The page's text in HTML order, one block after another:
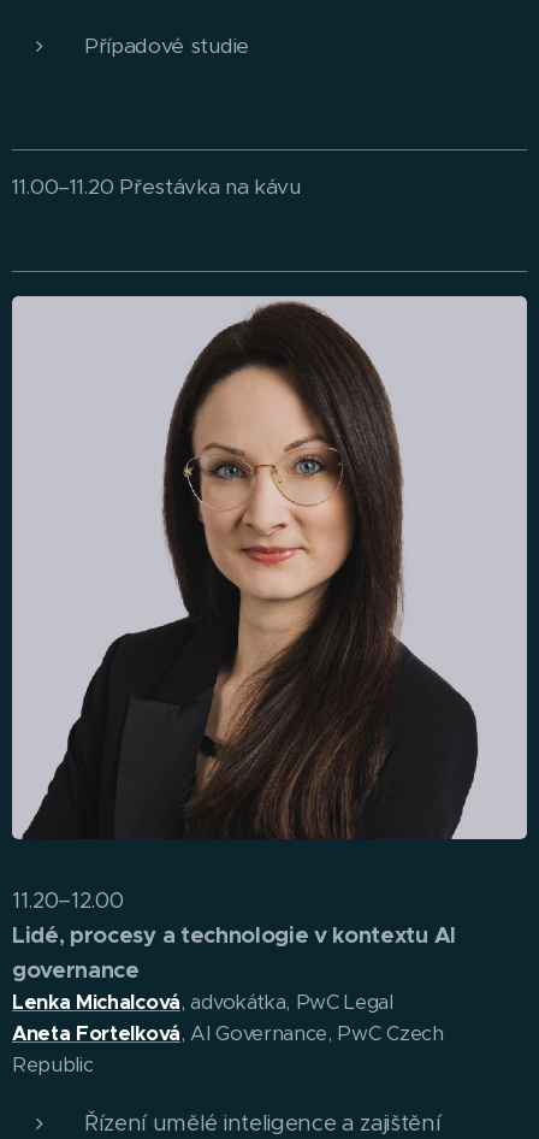
Případové studie
11.00–11.20 Přestávka na kávu
11.20–12.00
Lidé, procesy a technologie v kontextu AI
governance
Lenka Michalcová, advokátka, PwC Legal
Aneta Fortelková, AI Governance, PwC Czech
Republic
Řízení umělé inteligence a zajištění